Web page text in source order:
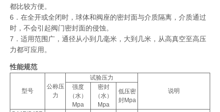
都比较方便。
6．在全开或全闭时，球体和阀座的密封面与介质隔离，介质通过
时，不会引起阀门密封面的侵蚀。
7．适用范围广，通径从小到几毫米，大到几米，从高真空至高压
力都可应用。
性能规范
型号
公称压
力
试验压力
说明
强度
（水）
Mpa
密封
（水）
Mpa
低压密
封Mpa